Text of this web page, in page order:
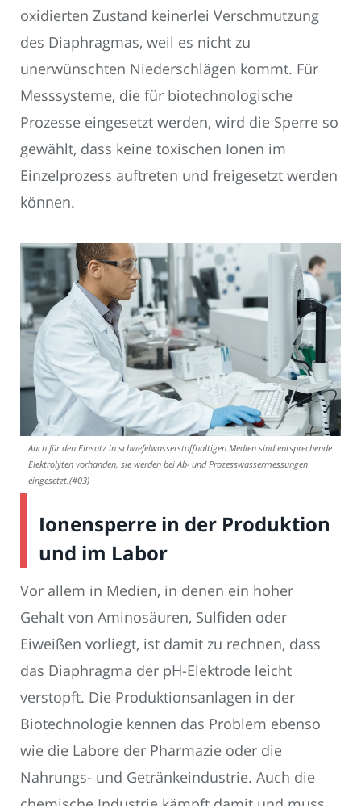
oxidierten Zustand keinerlei Verschmutzung
des Diaphragmas, weil es nicht zu
unerwünschten Niederschlägen kommt. Für
Messsysteme, die für biotechnologische
Prozesse eingesetzt werden, wird die Sperre so
gewählt, dass keine toxischen Ionen im
Einzelprozess auftreten und freigesetzt werden
können.
Auch für den Einsatz in schwefelwasserstoffhaltigen Medien sind entsprechende
Elektrolyten vorhanden, sie werden bei Ab- und Prozesswassermessungen
eingesetzt.(#03)
Ionensperre in der Produktion
und im Labor
Vor allem in Medien, in denen ein hoher
Gehalt von Aminosäuren, Sulfiden oder
Eiweißen vorliegt, ist damit zu rechnen, dass
das Diaphragma der pH-Elektrode leicht
verstopft. Die Produktionsanlagen in der
Biotechnologie kennen das Problem ebenso
wie die Labore der Pharmazie oder die
Nahrungs- und Getränkeindustrie. Auch die